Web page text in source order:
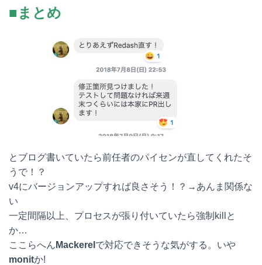
■まとめ
とブログ書いていたら前任者のパイセンが直してくれたそ
うで！？
v4にバージョンアップすれば良さそう！？→あんま関係な
い
一定間隔以上、プロセスが張り付いていたら強制killと
か…
ここらへん Mackerel で対応できそうな気がする。いや
monitか!